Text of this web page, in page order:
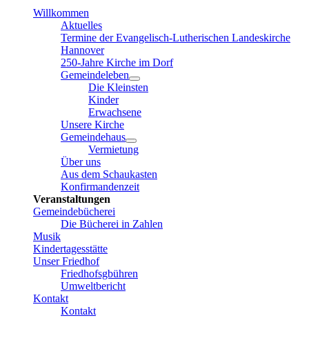
Willkommen
Aktuelles
Termine der Evangelisch-Lutherischen Landeskirche
Hannover
250-Jahre Kirche im Dorf
Gemeindeleben
Die Kleinsten
Kinder
Erwachsene
Unsere Kirche
Gemeindehaus
Vermietung
Über uns
Aus dem Schaukasten
Konfirmandenzeit
Veranstaltungen
Gemeindebücherei
Die Bücherei in Zahlen
Musik
Kindertagesstätte
Unser Friedhof
Friedhofsgbühren
Umweltbericht
Kontakt
Kontakt